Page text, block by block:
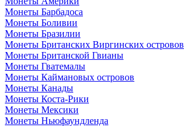
Монеты Барбадоса
Монеты Боливии
Монеты Бразилии
Монеты Британских Виргинских островов
Монеты Британской Гвианы
Монеты Гватемалы
Монеты Каймановых островов
Монеты Канады
Монеты Коста-Рики
Монеты Мексики
Монеты Ньюфаундленда